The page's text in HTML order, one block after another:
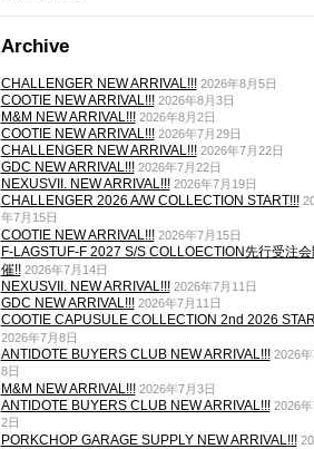
Archive
CHALLENGER NEW ARRIVAL!!! 2026年8月5日
COOTIE NEW ARRIVAL!!! 2026年8月3日
M&M NEW ARRIVAL!!! 2026年8月2日
COOTIE NEW ARRIVAL!!! 2026年7月29日
CHALLENGER NEW ARRIVAL!!! 2026年7月22日
GDC NEW ARRIVAL!!! 2026年7月22日
NEXUSVII. NEW ARRIVAL!!! 2026年7月19日
CHALLENGER 2026 A/W COLLECTION START!!!
年7月15日
COOTIE NEW ARRIVAL!!! 2026年7月15日
F-LAGSTUF-F 2027 S/S COLLOECTION先行受注会
催!! 2026年7月14日
NEXUSVII. NEW ARRIVAL!!! 2026年7月11日
GDC NEW ARRIVAL!!! 2026年7月11日
COOTIE CAPUSULE COLLECTION 2nd 2026
2026年7月8日
ANTIDOTE BUYERS CLUB NEW ARRIVAL!!! 2026年
8日
M&M NEW ARRIVAL!!! 2026年7月3日
ANTIDOTE BUYERS CLUB NEW ARRIVAL!!! 2026年
2日
PORKCHOP GARAGE SUPPLY NEW ARRIVAL!!!